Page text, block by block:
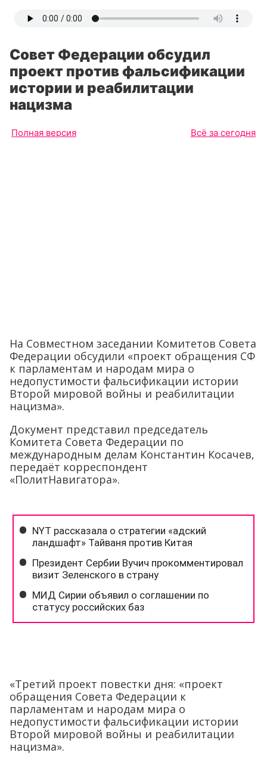
Совет Федерации обсудил
проект против фальсификации
истории и реабилитации
нацизма
Полная версия Всё за сегодня
На Совместном заседании Комитетов Совета
Федерации обсудили «проект обращения СФ
к парламентам и народам мира о
недопустимости фальсификации истории
Второй мировой войны и реабилитации
нацизма».
Документ представил председатель
Комитета Совета Федерации по
международным делам Константин Косачев,
передаёт корреспондент
«ПолитНавигатора».
«Третий проект повестки дня: «проект
обращения Совета Федерации к
парламентам и народам мира о
недопустимости фальсификации истории
Второй мировой войны и реабилитации
нацизма».